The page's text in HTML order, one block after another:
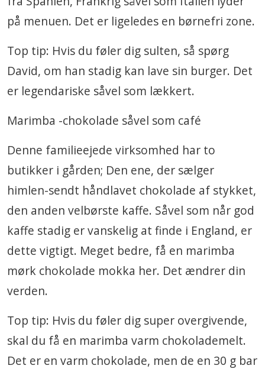
på menuen. Det er ligeledes en børnefri zone.
Top tip: Hvis du føler dig sulten, så spørg
David, om han stadig kan lave sin burger. Det
er legendariske såvel som lækkert.
Marimba -chokolade såvel som café
Denne familieejede virksomhed har to
butikker i gården; Den ene, der sælger
himlen-sendt håndlavet chokolade af stykket,
den anden velbørste kaffe. Såvel som når god
kaffe stadig er vanskelig at finde i England, er
dette vigtigt. Meget bedre, få en marimba
mørk chokolade mokka her. Det ændrer din
verden.
Top tip: Hvis du føler dig super overgivende,
skal du få en marimba varm chokolademelt.
Det er en varm chokolade, men de en 30 g bar